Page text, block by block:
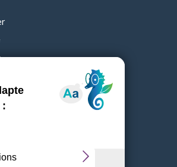
en cours